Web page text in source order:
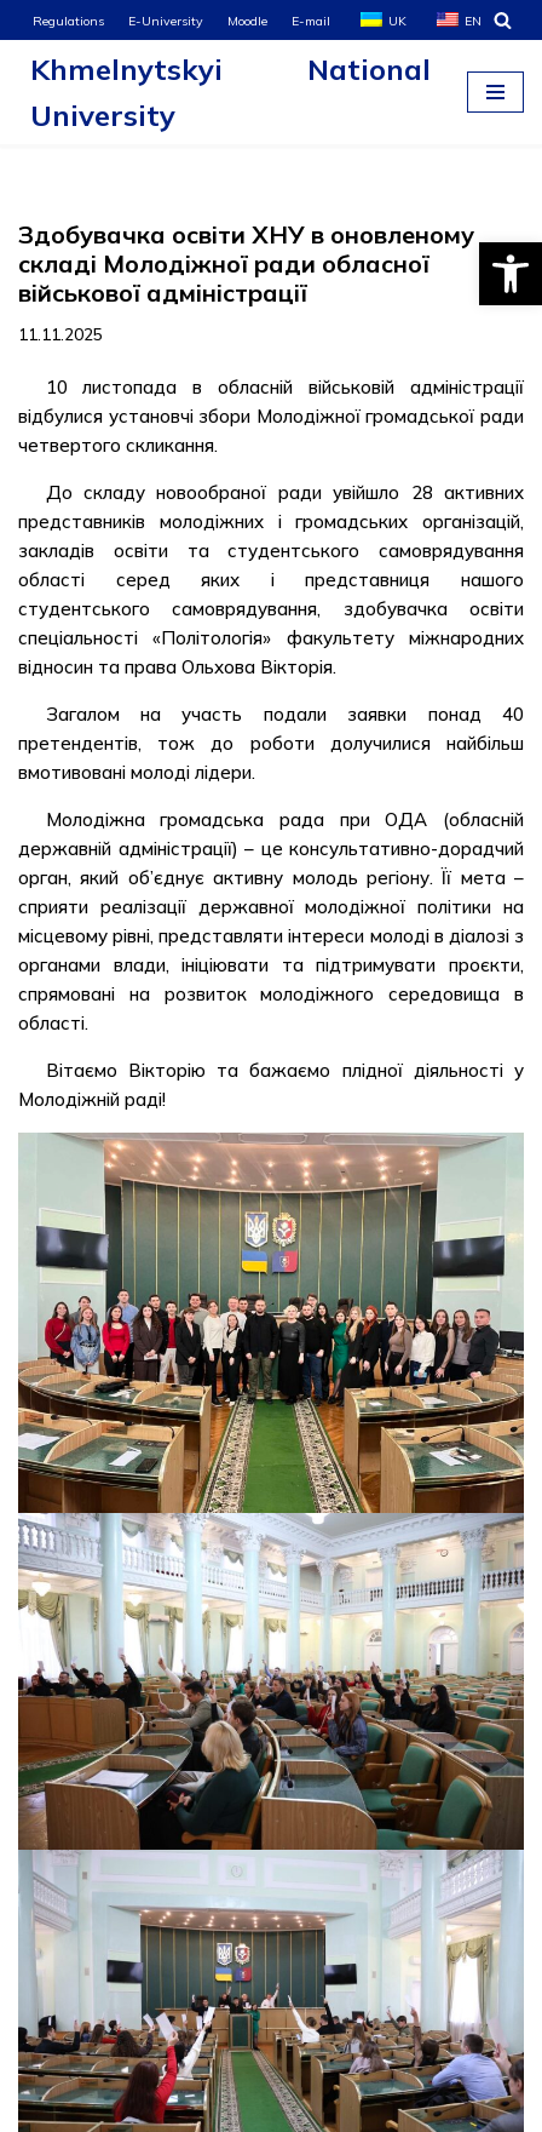
Skip
content
Regulations E-University Moodle E-mail UK EN
Khmelnytskyi National
University
Здобувачка освіти ХНУ в оновленому
складі Молодіжної ради обласної
військової адміністрації
11.11.2025
10 листопада в обласній військовій адміністрації
відбулися установчі збори Молодіжної громадської ради
четвертого скликання.
До складу новообраної ради увійшло 28 активних
представників молодіжних і громадських організацій,
закладів освіти та студентського самоврядування
області серед яких і представниця нашого
студентського самоврядування, здобувачка освіти
спеціальності «Політологія» факультету міжнародних
відносин та права Ольхова Вікторія.
Загалом на участь подали заявки понад 40
претендентів, тож до роботи долучилися найбільш
вмотивовані молоді лідери.
Молодіжна громадська рада при ОДА (обласній
державній адміністрації) – це консультативно-дорадчий
орган, який об’єднує активну молодь регіону. Її мета –
сприяти реалізації державної молодіжної політики на
місцевому рівні, представляти інтереси молоді в діалозі з
органами влади, ініціювати та підтримувати проєкти,
спрямовані на розвиток молодіжного середовища в
області.
Вітаємо Вікторію та бажаємо плідної діяльності у
Молодіжній раді!